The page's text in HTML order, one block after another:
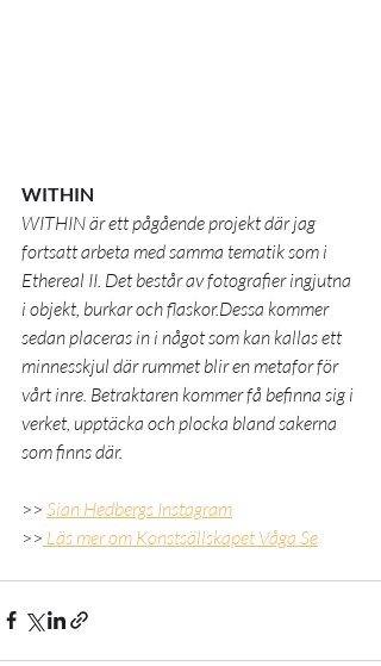
WITHIN
WITHIN är ett pågående projekt där jag
fortsatt arbeta med samma tematik som i
Ethereal II. Det består av fotografier ingjutna
i objekt, burkar och flaskor.Dessa kommer
sedan placeras in i något som kan kallas ett
minnesskjul där rummet blir en metafor för
vårt inre. Betraktaren kommer få befinna sig i
verket, upptäcka och plocka bland sakerna
som finns där.
>> Sian Hedbergs Instagram
>> Läs mer om Konstsällskapet Våga Se